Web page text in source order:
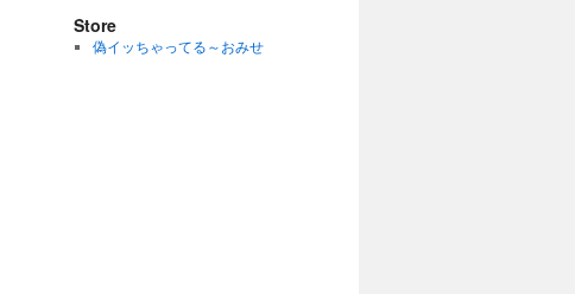
Store
偽イッちゃってる～おみせ